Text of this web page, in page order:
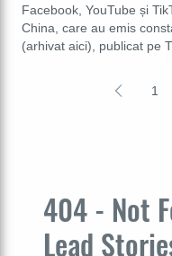
Facebook, YouTube și
China, care au emis
(arhivat aici), publicat pe
1
404 - Not
Lead